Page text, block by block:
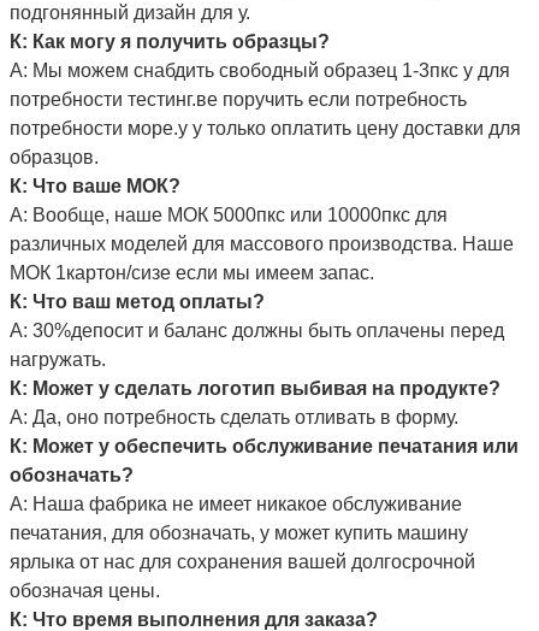
подгонянный дизайн для у.
К: Как могу я получить образцы?
А: Мы можем снабдить свободный образец 1-3пкс у для
потребности тестинг.ве поручить если потребность
потребности море.у у только оплатить цену доставки для
образцов.
К: Что ваше МОК?
А: Вообще, наше МОК 5000пкс или 10000пкс для
различных моделей для массового производства. Наше
МОК 1картон/сизе если мы имеем запас.
К: Что ваш метод оплаты?
А: 30%депосит и баланс должны быть оплачены перед
нагружать.
К: Может у сделать логотип выбивая на продукте?
А: Да, оно потребность сделать отливать в форму.
К: Может у обеспечить обслуживание печатания или
обозначать?
А: Наша фабрика не имеет никакое обслуживание
печатания, для обозначать, у может купить машину
ярлыка от нас для сохранения вашей долгосрочной
обозначая цены.
К: Что время выполнения для заказа?